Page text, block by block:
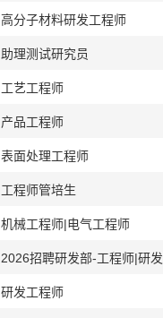
高分子材料研发工程师
助理测试研究员
工艺工程师
产品工程师
表面处理工程师
工程师管培生
机械工程师|电气工程师
研发工程师